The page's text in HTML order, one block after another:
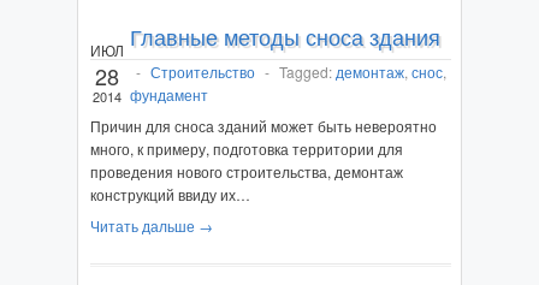
ИЮЛ
28
2014
Главные методы сноса здания
- Строительство - Tagged: демонтаж, снос,
фундамент
Причин для сноса зданий может быть невероятно
много, к примеру, подготовка территории для
проведения нового строительства, демонтаж
конструкций ввиду их…
Читать дальше →